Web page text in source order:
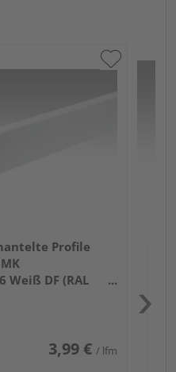
Profile
Weiß DF (RAL
3,99 € / lfm